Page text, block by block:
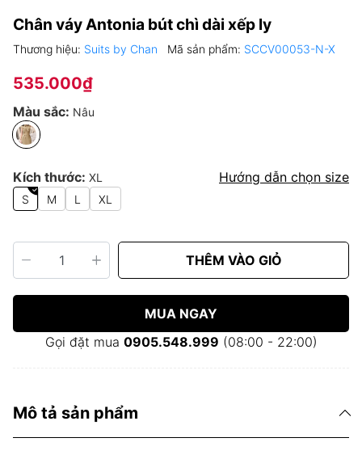
Chân váy Antonia bút chì dài xếp ly
Thương hiệu: Suits by Chan Mã sản phẩm: SCCV00053-N-X
535.000₫
Màu sắc: Nâu
Kích thước: XL Hướng dẫn chọn size
S M L XL
THÊM VÀO GIỎ
MUA NGAY
Gọi đặt mua 0905.548.999 (08:00 - 22:00)
Mô tả sản phẩm